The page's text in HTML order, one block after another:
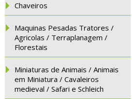
Chaveiros
Maquinas Pesadas Tratores /
Agricolas / Terraplanagem /
Florestais
Miniaturas de Animais / Animais
em Miniatura / Cavaleiros
medieval / Safari e Schleich